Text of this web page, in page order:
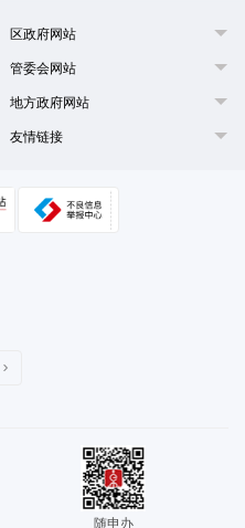
区政府网站
管委会网站
地方政府网站
友情链接
随申办